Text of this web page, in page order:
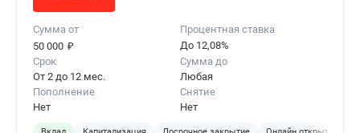
Сумма от
50 000 ₽
Процентная ставка
До 12,08%
Срок
От 2 до 12 мес.
Сумма до
Любая
Пополнение
Нет
Снятие
Нет